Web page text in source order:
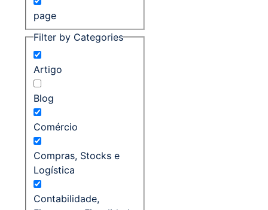
page
Filter by Categories
Artigo
Blog
Comércio
Compras, Stocks e
Logística
Contabilidade,